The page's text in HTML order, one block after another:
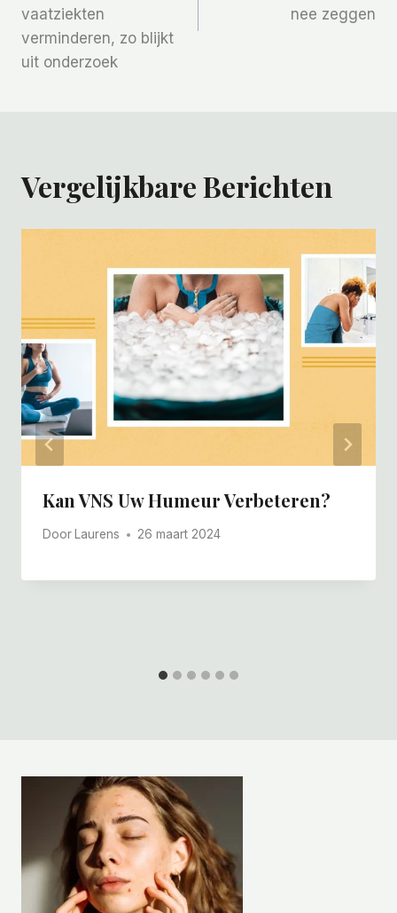
vaatziekten
verminderen, zo blijkt
uit onderzoek
nee zeggen
Vergelijkbare Berichten
Kan VNS Uw Humeur Verbeteren?
Door Laurens 26 maart 2024